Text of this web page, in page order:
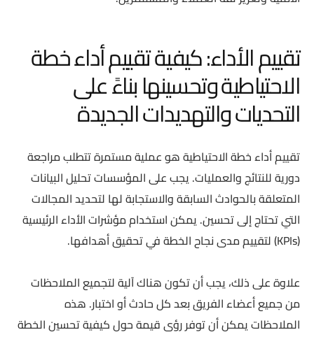
تقييم الأداء: كيفية تقييم أداء خطة
الاحتياطية وتحسينها بناءً على
التحديات والتهديدات الجديدة
تقييم أداء خطة الاحتياطية هو عملية مستمرة تتطلب مراجعة
دورية للنتائج والعمليات. يجب على المؤسسات تحليل البيانات
المتعلقة بالحوادث السابقة والاستجابة لها لتحديد المجالات
التي تحتاج إلى تحسين. يمكن استخدام مؤشرات الأداء الرئيسية
(KPIs) لتقييم مدى نجاح الخطة في تحقيق أهدافها.
علاوة على ذلك، يجب أن تكون هناك آلية لتجميع الملاحظات
من جميع أعضاء الفريق بعد كل حادث أو اختبار. هذه
الملاحظات يمكن أن توفر رؤى قيمة حول كيفية تحسين الخطة